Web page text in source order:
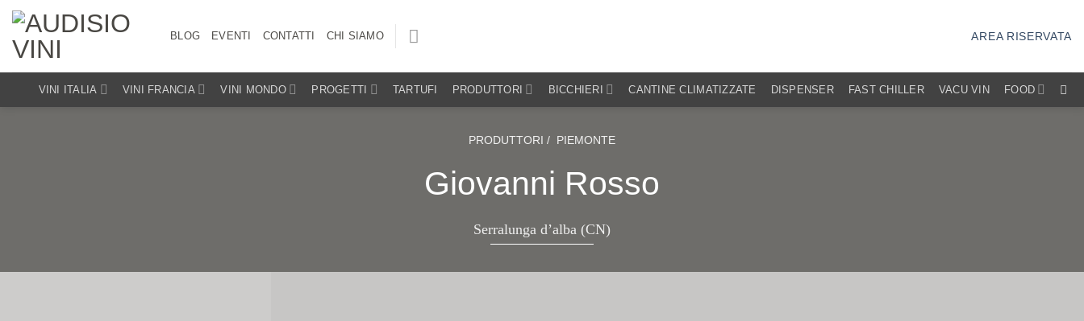
Salta
contenuti
BLOG EVENTI CONTATTI CHI SIAMO AREA RISERVATA
VINI ITALIA VINI FRANCIA VINI MONDO PROGETTI TARTUFI PRODUTTORI BICCHIERI CANTINE CLIMATIZZATE DISPENSER FAST CHILLER VACU VIN FOOD
PRODUTTORI / PIEMONTE
Giovanni Rosso
Serralunga d’alba (CN)